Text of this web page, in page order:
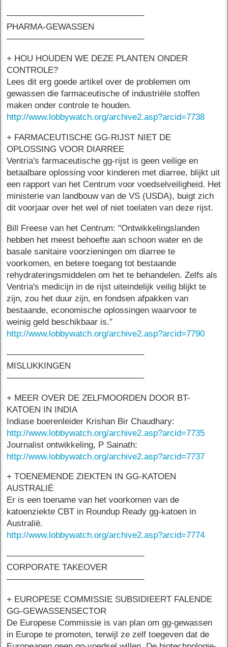
––––––––––––––––––––––––––––––
PHARMA-GEWASSEN
––––––––––––––––––––––––––––––
+ HOU HOUDEN WE DEZE PLANTEN ONDER
CONTROLE?
Lees dit erg goede artikel over de problemen om
gewassen die farmaceutische of industriële stoffen
maken onder controle te houden.
http://www.lobbywatch.org/archive2.asp?arcid=7738
+ FARMACEUTISCHE GG-RIJST NIET DE
OPLOSSING VOOR DIARREE
Ventria's farmaceutische gg-rijst is geen veilige en
betaalbare oplossing voor kinderen met diarree, blijkt uit
een rapport van het Centrum voor voedselveiligheid. Het
ministerie van landbouw van de VS (USDA), buigt zich
dit voorjaar over het wel of niet toelaten van deze rijst.
Bill Freese van het Centrum: "Ontwikkelingslanden
hebben het meest behoefte aan schoon water en de
basale sanitaire voorzieningen om diarree te
voorkomen, en betere toegang tot bestaande
rehydrateringsmiddelen om het te behandelen. Zelfs als
Ventria's medicijn in de rijst uiteindelijk veilig blijkt te
zijn, zou het duur zijn, en fondsen afpakken van
bestaande, economische oplossingen waarvoor te
weinig geld beschikbaar is."
http://www.lobbywatch.org/archive2.asp?arcid=7790
––––––––––––––––––––––––––––––
MISLUKKINGEN
––––––––––––––––––––––––––––––
+ MEER OVER DE ZELFMOORDEN DOOR BT-
KATOEN IN INDIA
Indiase boerenleider Krishan Bir Chaudhary:
http://www.lobbywatch.org/archive2.asp?arcid=7735
Journalist ontwikkeling, P Sainath:
http://www.lobbywatch.org/archive2.asp?arcid=7737
+ TOENEMENDE ZIEKTEN IN GG-KATOEN
AUSTRALIË
Er is een toename van het voorkomen van de
katoenziekte CBT in Roundup Ready gg-katoen in
Australië.
http://www.lobbywatch.org/archive2.asp?arcid=7774
––––––––––––––––––––––––––––––
CORPORATE TAKEOVER
––––––––––––––––––––––––––––––
+ EUROPESE COMMISSIE SUBSIDIEERT FALENDE
GG-GEWASSENSECTOR
De Europese Commissie is van plan om gg-gewassen
in Europe te promoten, terwijl ze zelf toegeven dat de